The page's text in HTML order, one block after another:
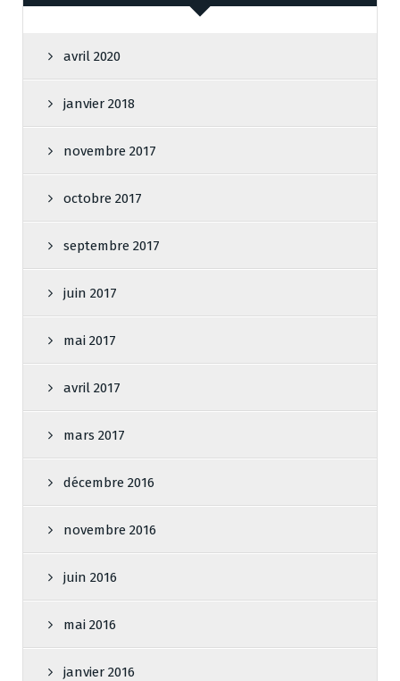
avril 2020
janvier 2018
novembre 2017
octobre 2017
septembre 2017
juin 2017
mai 2017
avril 2017
mars 2017
décembre 2016
novembre 2016
juin 2016
mai 2016
janvier 2016